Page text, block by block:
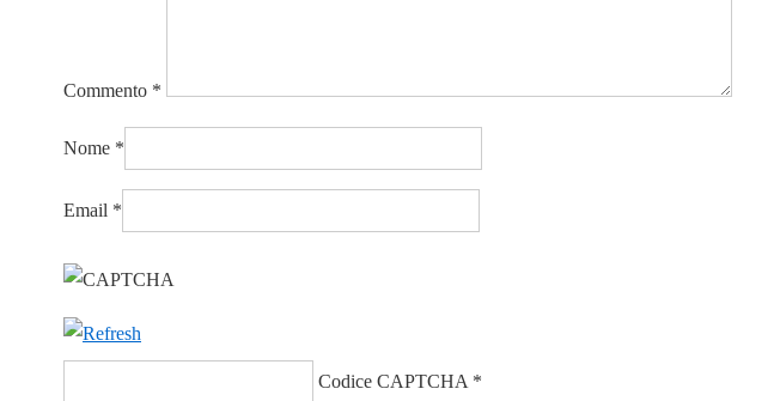
Commento *
Nome *
Email *
Codice CAPTCHA *